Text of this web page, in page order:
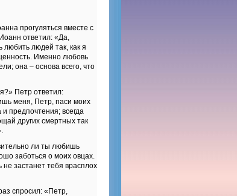
прогуляться вместе с
ответил: «Да,
любить людей так, как я
Именно любовь
она – основа всего, что
Петр ответил:
меня, Петр, паси моих
предпочтения; всегда
других смертных так
ли ты любишь
заботься о моих овцах.
застанет тебя врасплох
спросил: «Петр,